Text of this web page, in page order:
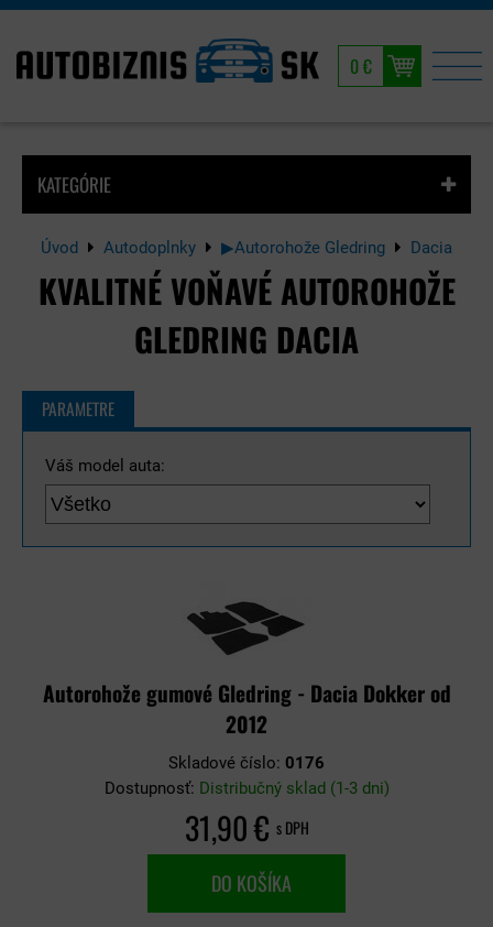
0 €
Úvod Autodoplnky ▶Autorohože Gledring Dacia
KVALITNÉ VOŇAVÉ AUTOROHOŽE
GLEDRING DACIA
KATEGÓRIE
PARAMETRE
Váš model auta:
Autorohože gumové Gledring - Dacia Dokker od
2012
Skladové číslo: 0176
Dostupnosť: Distribučný sklad (1-3 dni)
31,90 € s DPH
DO KOŠÍKA